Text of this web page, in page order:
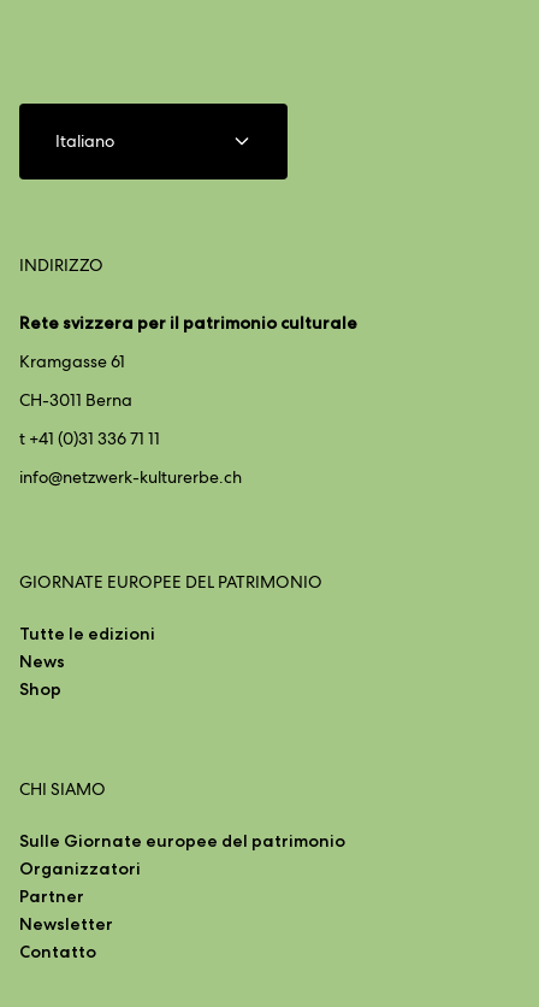
Italiano
INDIRIZZO
Rete svizzera per il patrimonio culturale
Kramgasse 61
CH-3011 Berna
t +41 (0)31 336 71 11
info@netzwerk-kulturerbe.ch
GIORNATE EUROPEE DEL PATRIMONIO
Tutte le edizioni
News
Shop
CHI SIAMO
Sulle Giornate europee del patrimonio
Organizzatori
Partner
Newsletter
Contatto